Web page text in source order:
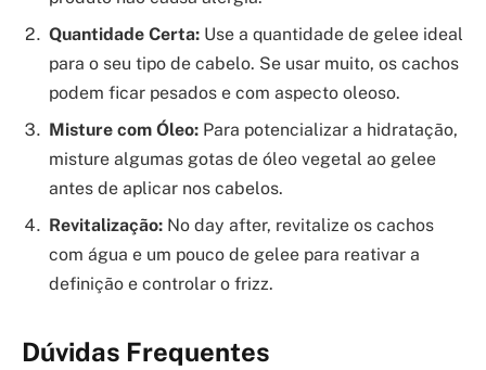
Quantidade Certa: Use a quantidade de gelee ideal
para o seu tipo de cabelo. Se usar muito, os cachos
podem ficar pesados e com aspecto oleoso.
Misture com Óleo: Para potencializar a hidratação,
misture algumas gotas de óleo vegetal ao gelee
antes de aplicar nos cabelos.
Revitalização: No day after, revitalize os cachos
com água e um pouco de gelee para reativar a
definição e controlar o frizz.
Dúvidas Frequentes